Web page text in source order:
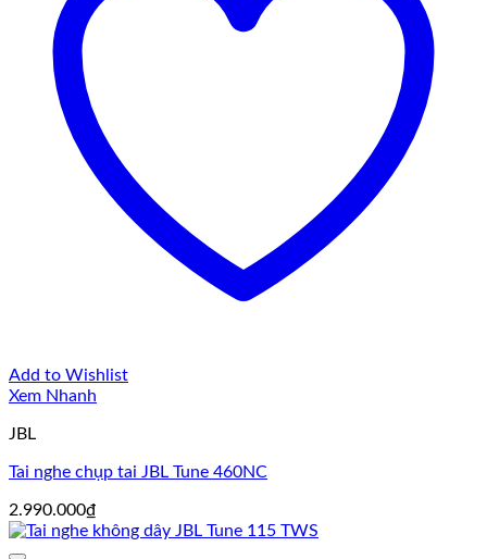
Add to Wishlist
Xem Nhanh
JBL
Tai nghe chụp tai JBL Tune 460NC
2.990.000₫